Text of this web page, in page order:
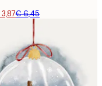
€ 6,45